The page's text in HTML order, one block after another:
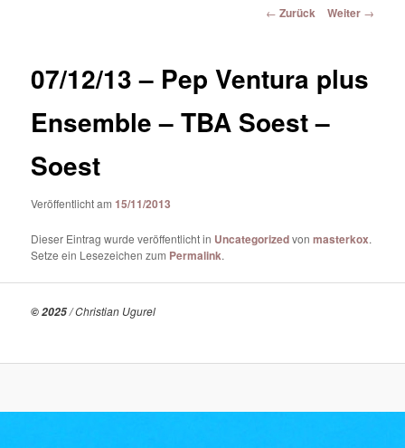
Beitrags-
← Zurück Weiter →
07/12/13 – Pep Ventura plus
Ensemble – TBA Soest –
Soest
Veröffentlicht am15/11/2013
Dieser Eintrag wurde veröffentlicht in Uncategorizedvonmasterkox.
Setze ein Lesezeichen zum Permalink.
© 2025/ Christian Ugurel